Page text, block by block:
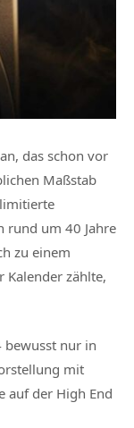
das schon vor
Maßstab
rund um 40 Jahre
zu einem
Kalender zählte,
bewusst nur in
mit
auf der High End